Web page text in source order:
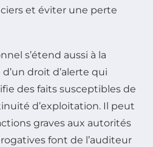
et éviter une perte
s’étend aussi à la
d’un droit d’alerte qui
des faits susceptibles de
d’exploitation. Il peut
graves aux autorités
font de l’auditeur